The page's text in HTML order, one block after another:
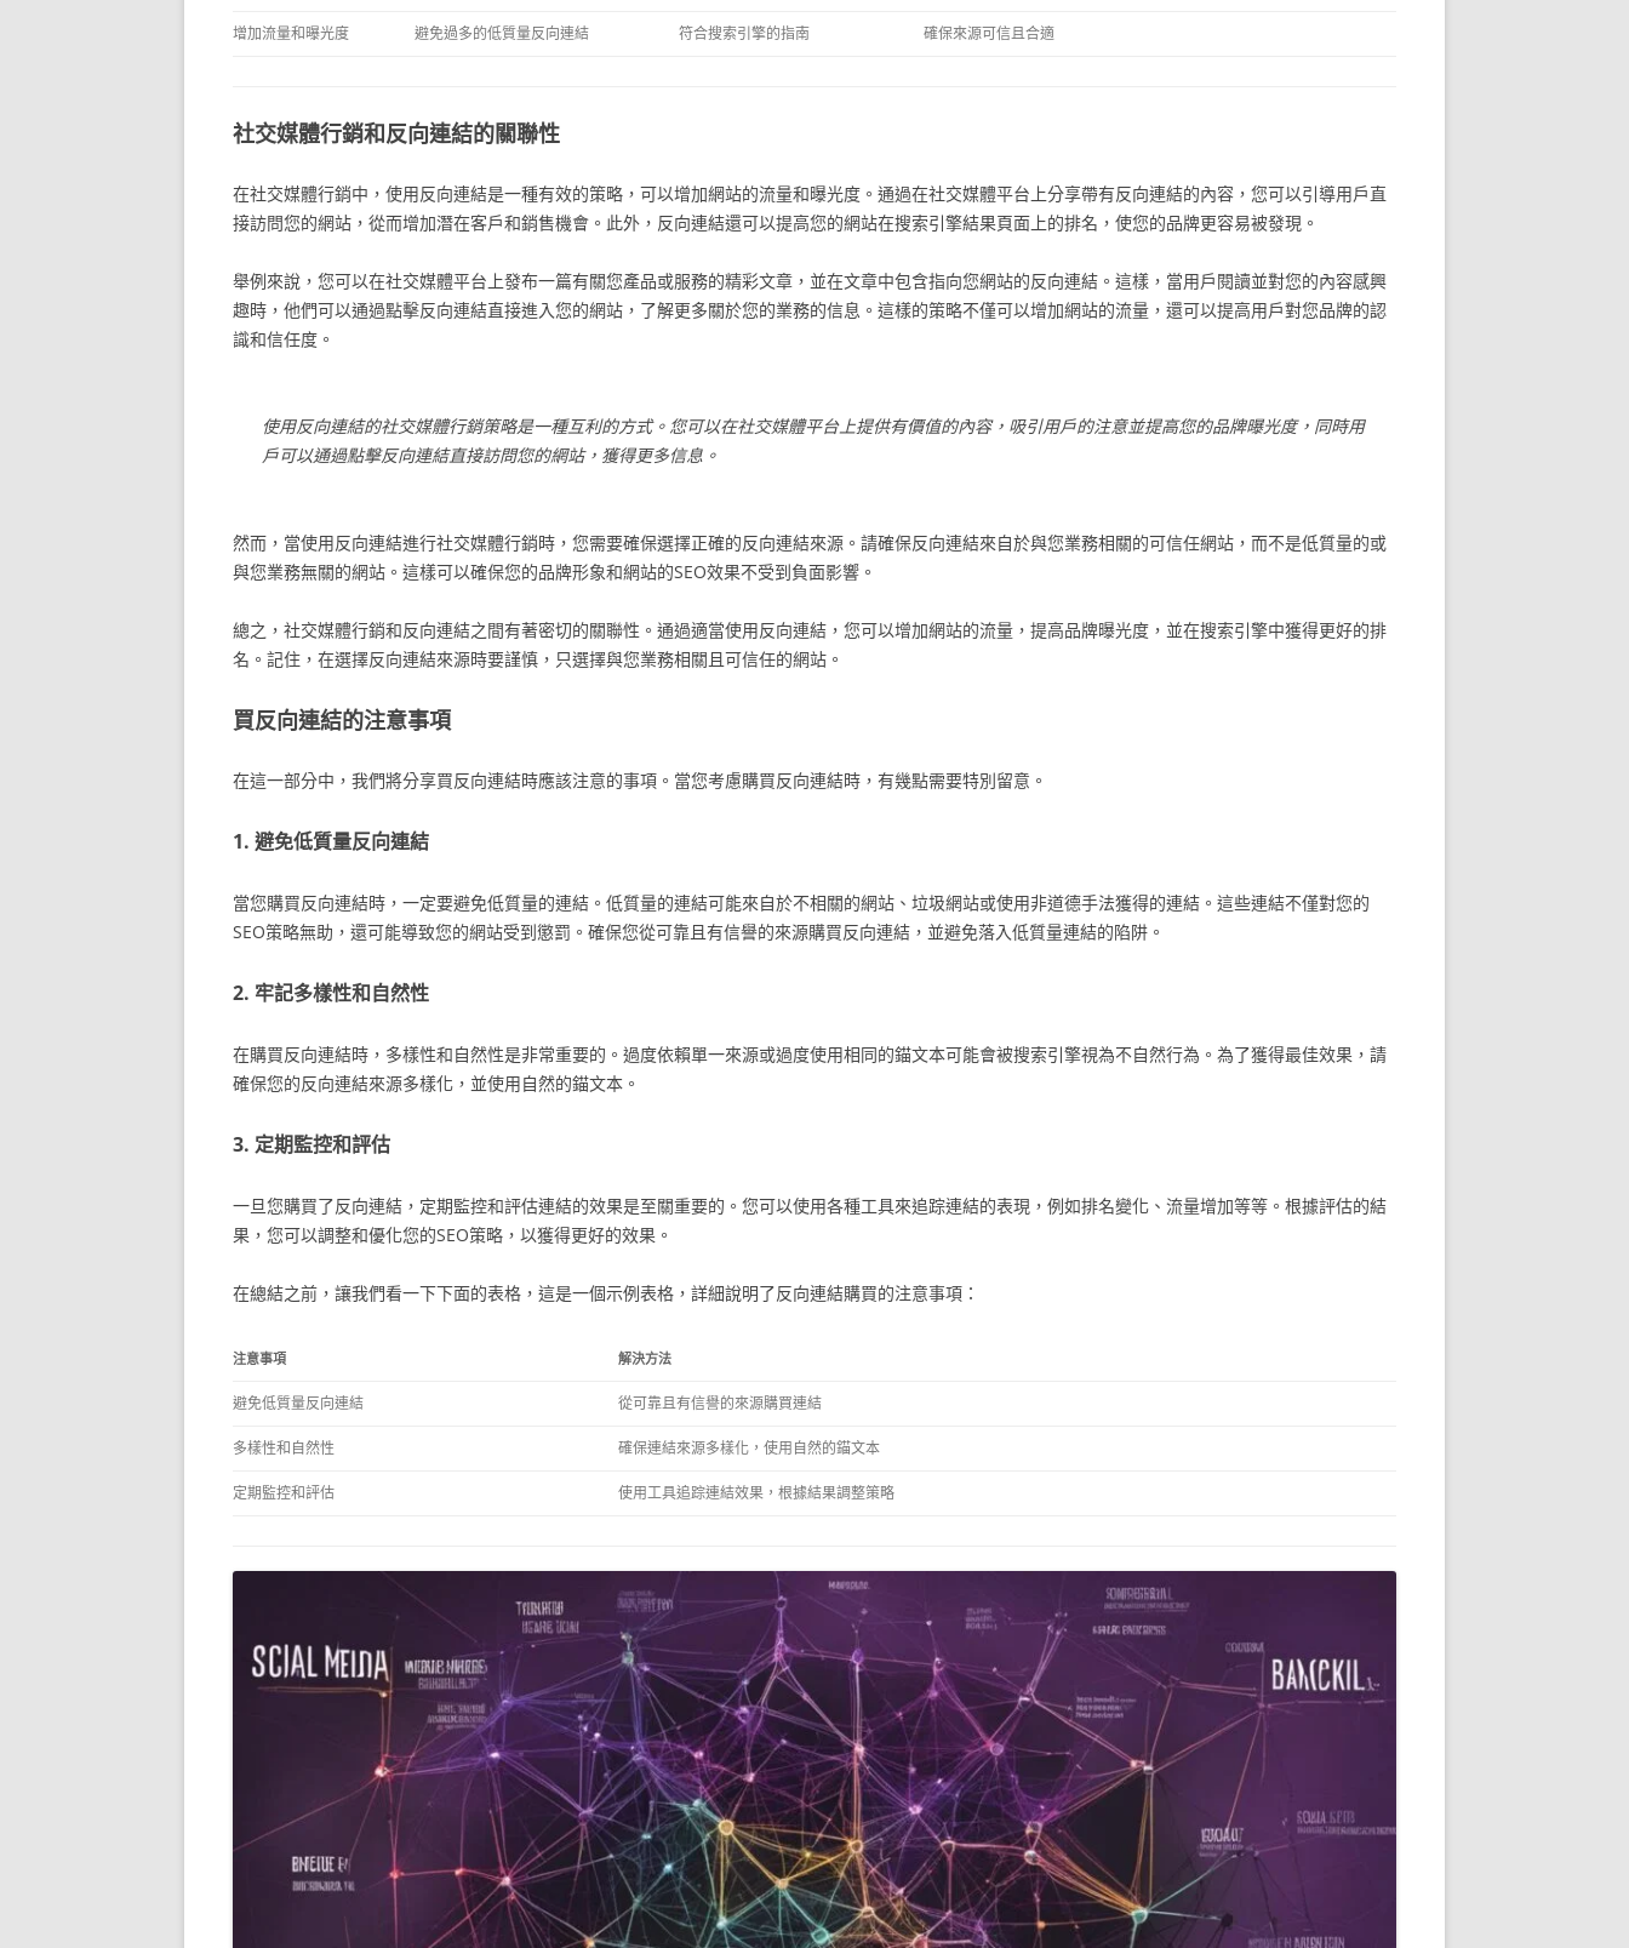
增加流量和曝光度 避免過多的低質量反向連結 符合搜索引擎的指南 確保來源可信且合適
社交媒體行銷和反向連結的關聯性
在社交媒體行銷中，使用反向連結是一種有效的策略，可以增加網站的流量和曝光度。通過在社交媒體平台上分享帶有反向連結的內容，您可以引導用戶直
接訪問您的網站，從而增加潛在客戶和銷售機會。此外，反向連結還可以提高您的網站在搜索引擎結果頁面上的排名，使您的品牌更容易被發現。
舉例來說，您可以在社交媒體平台上發布一篇有關您產品或服務的精彩文章，並在文章中包含指向您網站的反向連結。這樣，當用戶閱讀並對您的內容感興
趣時，他們可以通過點擊反向連結直接進入您的網站，了解更多關於您的業務的信息。這樣的策略不僅可以增加網站的流量，還可以提高用戶對您品牌的認
識和信任度。
使用反向連結的社交媒體行銷策略是一種互利的方式。您可以在社交媒體平台上提供有價值的內容，吸引用戶的注意並提高您的品牌曝光度，同時用
戶可以通過點擊反向連結直接訪問您的網站，獲得更多信息。
然而，當使用反向連結進行社交媒體行銷時，您需要確保選擇正確的反向連結來源。請確保反向連結來自於與您業務相關的可信任網站，而不是低質量的或
與您業務無關的網站。這樣可以確保您的品牌形象和網站的SEO效果不受到負面影響。
總之，社交媒體行銷和反向連結之間有著密切的關聯性。通過適當使用反向連結，您可以增加網站的流量，提高品牌曝光度，並在搜索引擎中獲得更好的排
名。記住，在選擇反向連結來源時要謹慎，只選擇與您業務相關且可信任的網站。
買反向連結的注意事項
在這一部分中，我們將分享買反向連結時應該注意的事項。當您考慮購買反向連結時，有幾點需要特別留意。
1. 避免低質量反向連結
當您購買反向連結時，一定要避免低質量的連結。低質量的連結可能來自於不相關的網站、垃圾網站或使用非道德手法獲得的連結。這些連結不僅對您的
SEO策略無助，還可能導致您的網站受到懲罰。確保您從可靠且有信譽的來源購買反向連結，並避免落入低質量連結的陷阱。
2. 牢記多樣性和自然性
在購買反向連結時，多樣性和自然性是非常重要的。過度依賴單一來源或過度使用相同的錨文本可能會被搜索引擎視為不自然行為。為了獲得最佳效果，請
確保您的反向連結來源多樣化，並使用自然的錨文本。
3. 定期監控和評估
一旦您購買了反向連結，定期監控和評估連結的效果是至關重要的。您可以使用各種工具來追踪連結的表現，例如排名變化、流量增加等等。根據評估的結
果，您可以調整和優化您的SEO策略，以獲得更好的效果。
在總結之前，讓我們看一下下面的表格，這是一個示例表格，詳細說明了反向連結購買的注意事項：
注意事項 解決方法
避免低質量反向連結 從可靠且有信譽的來源購買連結
多樣性和自然性 確保連結來源多樣化，使用自然的錨文本
定期監控和評估 使用工具追踪連結效果，根據結果調整策略